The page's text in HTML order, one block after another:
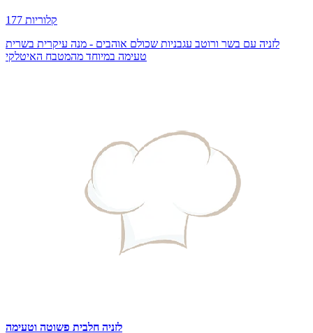
177 קלוריות
לזניה עם בשר ורוטב עגבניות שכולם אוהבים - מנה עיקרית בשרית
טעימה במיוחד מהמטבח האיטלקי
לזניה חלבית פשוטה וטעימה